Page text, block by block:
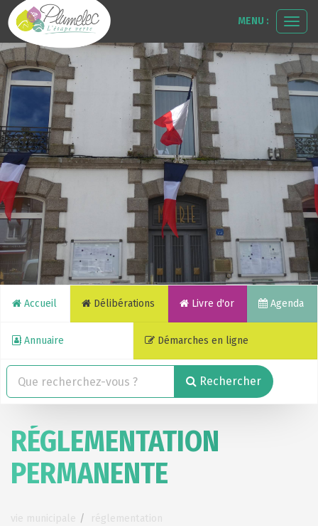
MENU :
Accueil Délibérations Livre d'or Agenda
Annuaire Démarches en ligne
Rechercher
RÉGLEMENTATION
PERMANENTE
vie municipale
réglementation